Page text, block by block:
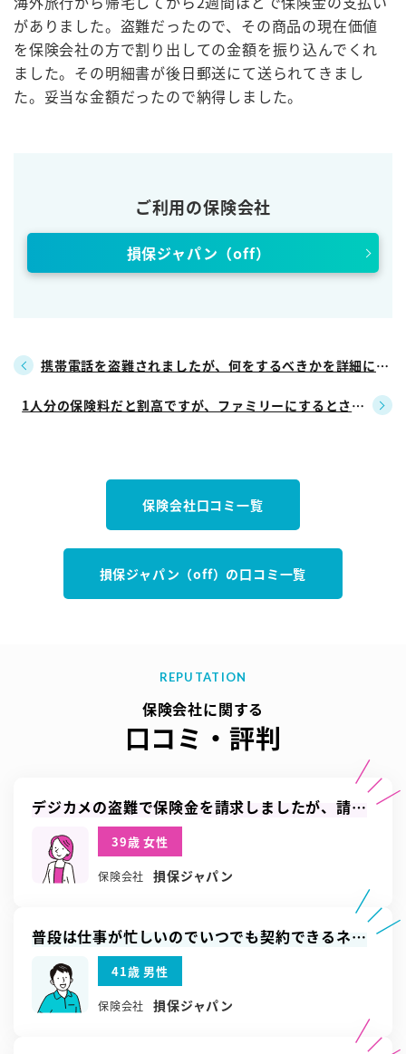
がありました。盗難だったので、その商品の現在価値
を保険会社の方で割り出しての金額を振り込んでくれ
ました。その明細書が後日郵送にて送られてきまし
た。妥当な金額だったので納得しました。
ご利用の保険会社
損保ジャパン（off）
携帯電話を盗難されましたが、何をするべきかを詳細に教
1人分の保険料だと割高ですが、ファミリーにするとさら
保険会社口コミ一覧
損保ジャパン（off）の口コミ一覧
REPUTATION
保険会社に関する
口コミ・評判
デジカメの盗難で保険金を請求しましたが、請求
書など必要な書類を揃えて2～3週間ほど経った頃
に入金が確認できました
39歳 女性
保険会社 損保ジャパン
普段は仕事が忙しいのでいつでも契約できるネッ
ト契約が便利でした
41歳 男性
保険会社 損保ジャパン